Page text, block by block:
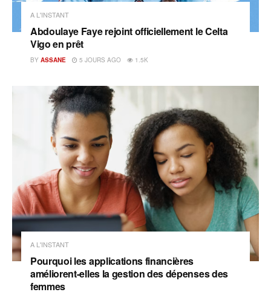
A L'INSTANT
Abdoulaye Faye rejoint officiellement le Celta
Vigo en prêt
BY ASSANE 5 JOURS AGO 1.5K
A L'INSTANT
Pourquoi les applications financières
améliorent-elles la gestion des dépenses des
femmes